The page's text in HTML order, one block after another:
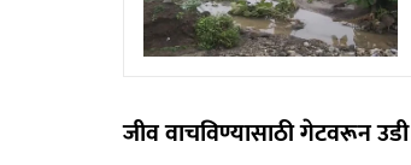
जीव वाचविण्यासाठी गेटवरून उडी